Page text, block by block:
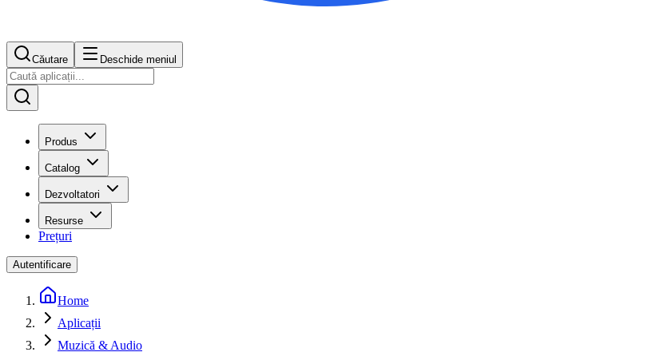
Căutare Deschide meniul
Produs
Catalog
Dezvoltatori
Resurse
Prețuri
Autentificare
Home
Aplicații
Muzică & Audio